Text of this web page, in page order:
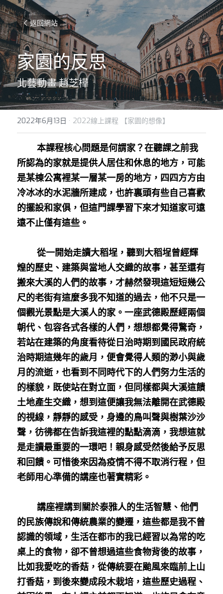
返回網站
家園的反思
北藝動畫 趙芝樺
2022年6月13日 · 2022線上課程 【家園的想像】
所認為的家就是提供人居住和休息的地方，可能
是某棟公寓裡某一層某一房的地方，四四方方由
冷冰冰的水泥牆所建成，也許裏頭有些自己喜歡
的擺設和家俱，但這門課學習下來才知道家可遠
遠不止僅有這些。
煌的歷史、建築與當地人交織的故事，甚至還有
搬來大溪的人們的故事，才赫然發現這短短幾公
尺的老街有這麼多我不知道的過去，他不只是一
個觀光景點是大溪人的家。一座武德殿歷經兩個
朝代、包容各式各樣的人們，想想都覺得驚奇，
若站在建築的角度看待從日治時期到國民政府統
治時期這幾年的歲月，便會覺得人類的渺小與歲
月的流逝，也看到不同時代下的人們努力生活的
的樣貌，既使站在對立面，但同樣都與大溪這饋
土地產生交織，想到這便讓我無法離開在武德殿
的視線，靜靜的感受，身邊的鳥叫聲與樹葉沙沙
聲，彷彿都在告訴我這裡的點點滴滴，我想這就
是走讀最重要的一環吧！親身感受然後給予反思
和回饋。可惜後來因為疫情不得不取消行程，但
老師用心準備的講座也著實精彩。
的民族傳說和傳統農業的變遷，這些都是我不曾
認識的領域，生活在都市的我已經習以為常的吃
桌上的食物，卻不曾想過這些食物背後的故事，
比如我愛吃的香菇，從傳統要在颱風來臨前上山
打香菇，到後來變成段木栽培，這些歷史過程、